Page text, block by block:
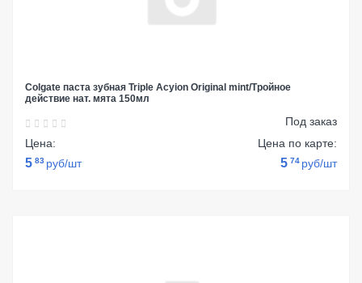
Colgate паста зубная Triple Acyion Original mint/Тройное
действие нат. мята 150мл
Под заказ
Цена:
5 83 руб/шт
Цена по карте:
5 74 руб/шт